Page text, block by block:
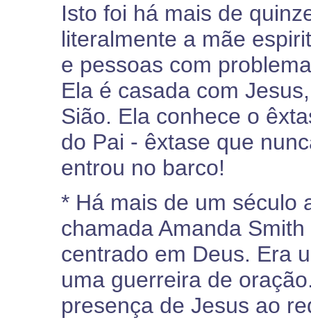
Isto foi há mais de
literalmente a mãe
e pessoas com
Ela é casada com
Sião. Ela conhece o
do Pai - êxtase que
entrou no barco!
* Há mais de um século
chamada Amanda
centrado em Deus. Era
uma guerreira de
presença de Jesus ao